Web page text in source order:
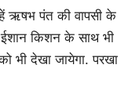
ऋषभ पंत की वापसी के
ईशान किशन के साथ भी
भी देखा जायेगा. परखा